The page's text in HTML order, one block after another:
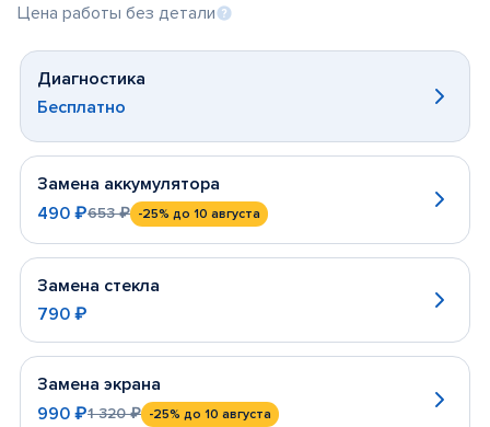
Цена работы без детали
Диагностика
Бесплатно
Замена аккумулятора
490 ₽653 ₽ -25% до 10 августа
Замена стекла
790 ₽
Замена экрана
990 ₽1 320 ₽ -25% до 10 августа